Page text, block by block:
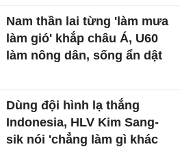
Nam thần lai từng 'làm mưa
làm gió' khắp châu Á, U60
làm nông dân, sống ẩn dật
Dùng đội hình lạ thắng
Indonesia, HLV Kim Sang-
sik nói 'chẳng làm gì khác